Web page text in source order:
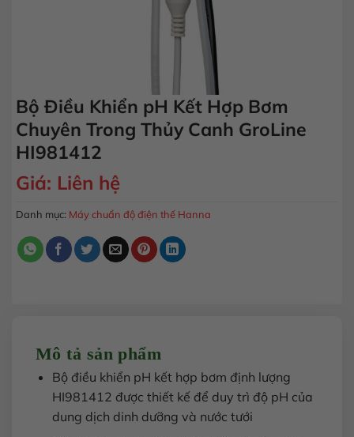
Bộ Điều Khiển pH Kết Hợp Bơm
Chuyên Trong Thủy Canh GroLine
HI981412
Giá: Liên hệ
Danh mục: Máy chuẩn độ điện thế Hanna
Mô tả sản phẩm
Bộ điều khiển pH kết hợp bơm định lượng
HI981412 được thiết kế để duy trì độ pH của
dung dịch dinh dưỡng và nước tưới